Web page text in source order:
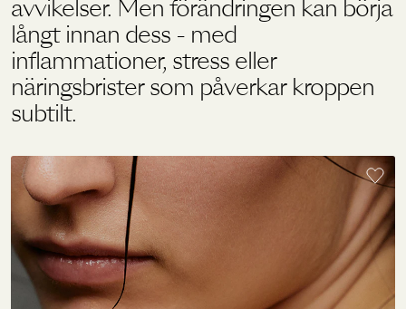
Utbildning
För återförsäljare
avvikelser. Men förändringen kan börja
långt innan dess - med
inflammationer, stress eller
näringsbrister som påverkar kroppen
subtilt.